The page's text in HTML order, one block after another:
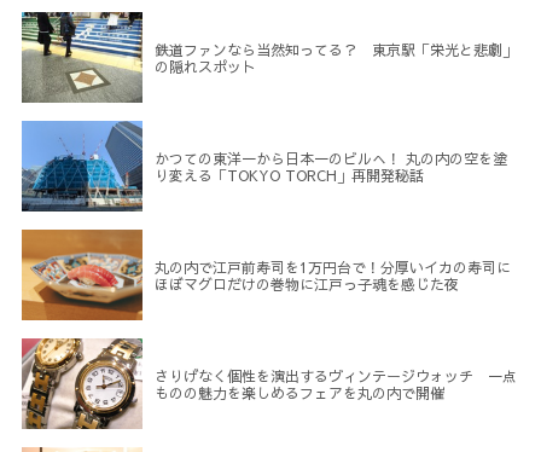
鉄道ファンなら当然知ってる？ 東京駅「栄光と悲劇」
の隠れスポット
かつての東洋一から日本一のビルへ！ 丸の内の空を塗
り変える「TOKYO TORCH」再開発秘話
丸の内で江戸前寿司を1万円台で！分厚いイカの寿司に
ほぼマグロだけの巻物に江戸っ子魂を感じた夜
さりげなく個性を演出するヴィンテージウォッチ 一点
ものの魅力を楽しめるフェアを丸の内で開催